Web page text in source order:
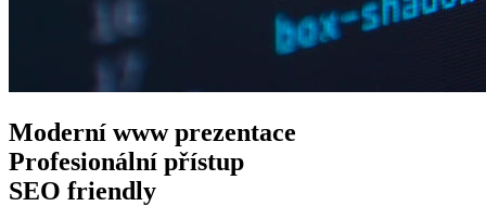
Moderní wwwprezentace
Profesionální přístup
SEO friendly